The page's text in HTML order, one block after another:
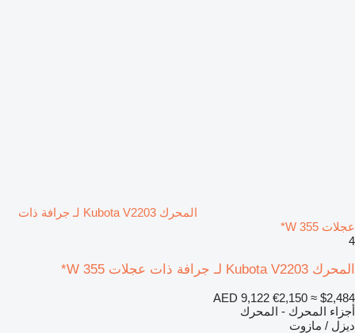
المحرك Kubota V2203 لـ جرافة ذات
عجلات W 355*
4
المحرك Kubota V2203 لـ جرافة ذات عجلات W 355*
AED 9,122 €2,150 ≈ $2,484
أجزاء المحرك - المحرك
ديزل / مازوت